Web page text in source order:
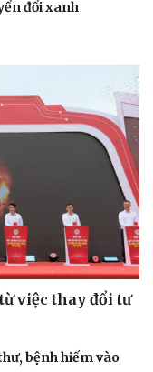
đổi xanh
việc thay đổi tư
bệnh hiếm vào